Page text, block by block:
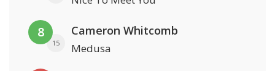
8
15
Cameron Whitcomb
Medusa